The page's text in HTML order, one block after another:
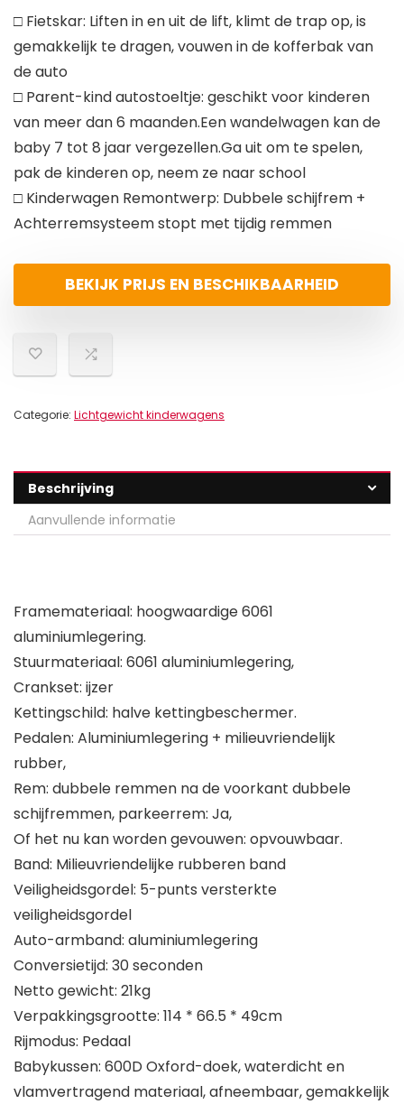
□ Fietskar: Liften in en uit de lift, klimt de trap op, is
gemakkelijk te dragen, vouwen in de kofferbak van
de auto
□ Parent-kind autostoeltje: geschikt voor kinderen
van meer dan 6 maanden.Een wandelwagen kan de
baby 7 tot 8 jaar vergezellen.Ga uit om te spelen,
pak de kinderen op, neem ze naar school
□ Kinderwagen Remontwerp: Dubbele schijfrem +
Achterremsysteem stopt met tijdig remmen
BEKIJK PRIJS EN BESCHIKBAARHEID
Categorie: Lichtgewicht kinderwagens
Beschrijving
Aanvullende informatie
Framemateriaal: hoogwaardige 6061
aluminiumlegering.
Stuurmateriaal: 6061 aluminiumlegering,
Crankset: ijzer
Kettingschild: halve kettingbeschermer.
Pedalen: Aluminiumlegering + milieuvriendelijk
rubber,
Rem: dubbele remmen na de voorkant dubbele
schijfremmen, parkeerrem: Ja,
Of het nu kan worden gevouwen: opvouwbaar.
Band: Milieuvriendelijke rubberen band
Veiligheidsgordel: 5-punts versterkte
veiligheidsgordel
Auto-armband: aluminiumlegering
Conversietijd: 30 seconden
Netto gewicht: 21kg
Verpakkingsgrootte: 114 * 66.5 * 49cm
Rijmodus: Pedaal
Babykussen: 600D Oxford-doek, waterdicht en
vlamvertragend materiaal, afneembaar, gemakkelijk